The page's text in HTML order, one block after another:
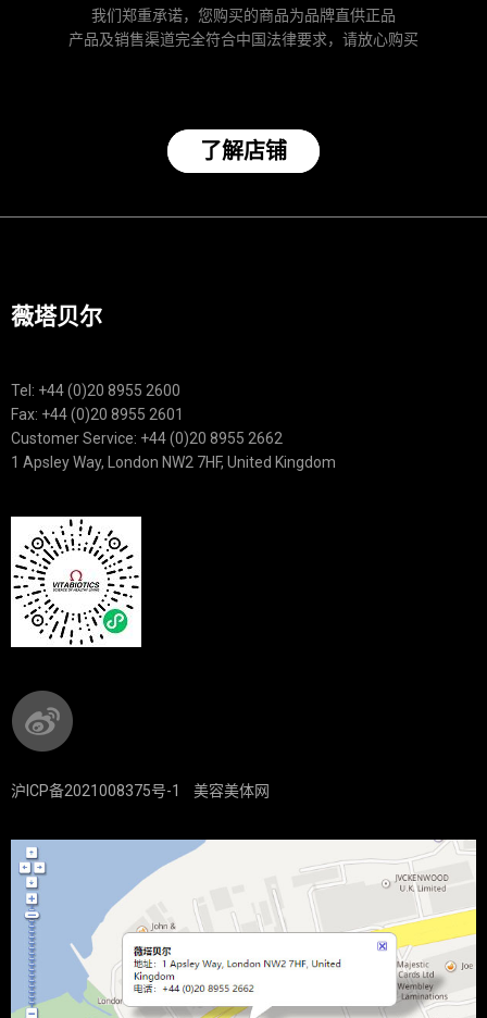
我们郑重承诺，您购买的商品为品牌直供正品
产品及销售渠道完全符合中国法律要求，请放心购买
了解店铺
薇塔贝尔
Tel: +44 (0)20 8955 2600
Fax: +44 (0)20 8955 2601
Customer Service: +44 (0)20 8955 2662
1 Apsley Way, London NW2 7HF, United Kingdom
沪ICP备2021008375号-1 美容美体网